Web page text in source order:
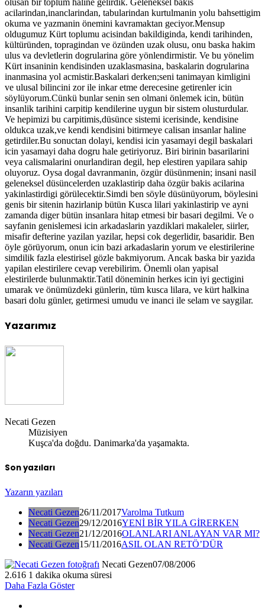
acilarindan,inanclarindan, tabularindan kurtulmanin yolu bahsettigim
okuma ve yazmanin önemini kavramaktan geciyor.Mensup
oldugumuz Kürt toplumu acisindan bakildiginda, kendi tarihinden,
kültüründen, topragindan ve özünden uzak olusu, onu baska hakim
ulus va devletlerin dogrularina göre yönlendirmistir. Ve bu yönelim
Kürt insaninin kendisinden uzaklasmasina, baskalarin dogrularina
inanmasina yol acmistir.Baskalari derken;seni tanimayan kimligini
ve ulusal bilincini zor ile inkar etme derecesine getirenler icin
söylüyorum.Cünkü bunlar senin sen olmani önlemek icin, bütün
insanlik tarihini carpitip kendilerine uygun bir sistem olusturdular.
Ve hepimizi bu carpitimis,düsünce sistemi icerisinde, kendisine
oldukca uzak,ve kendi kendisini bitirmeye calisan insanlar haline
getirdiler.Bu sonuctan dolayi, kendisi icin yasamayi degil baskalari
icin yasamayi daha dogru hale getiriyoruz. Biri birinin basarilarini
veya calismalarini onurlandiran degil, hep elestiren yapilara sahip
oluyoruz. Oysa dogal davranmanin, özgür düsünmenin; insani nasil
geleneksel düsüncelerden uzaklastirip daha özgür bakis acilarina
yakinlastirdigi görülecektir.Simdi ben söyle düsünüyorum, böylesini
genis bir sitenin hazirlanip bütün Kusca lilari yakinlastirip ve ayni
zamanda diger bütün insanlara hitap etmesi bir basari degilmi. Ve o
sayfanin genislemesi icin arkadaslarin yazdiklari makaleler, siirler,
misafir defterine yazilan yazilar, hepsi cok degerlidir, basaridir. Ben
öyle görüyorum, onun icin bazi arkadaslarin yorum ve elestirilerine
simdilik fazla elestirisel gözle bakmiyorum. Ancak baska bir yazida
yapilan elestirilere cevap verebilirim. Önemli olan yapisal
elestirilerde bulunmaktir.Tatil döneminin herkes icin iyi gectigini
umarak ve önümüzdeki günlerin, tüm kusca lilara, ve kürt halkina
basari dolu günler, getirmesi umudu ve inanci ile selam ve saygilar.
Yazarımız
Necati Gezen
Müzisiyen
Kuşca'da doğdu. Danimarka'da yaşamakta.
Son yazıları
Yazarın yazıları
Necati Gezen26/11/2017Varolma Tutkum
Necati Gezen29/12/2016YENİ BİR YILA GİRERKEN
Necati Gezen21/12/2016OLANLARI ANLAYAN VAR MI?
Necati Gezen15/11/2016ASIL OLAN RETÖ’DÜR
Necati Gezen07/08/2006
2.616 1 dakika okuma süresi
Daha Fazla Göster